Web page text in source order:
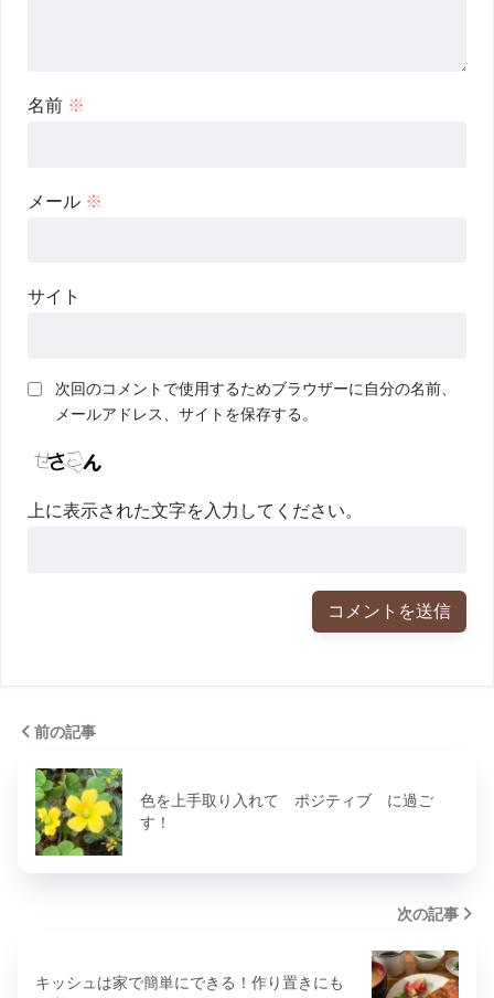
名前 ※
メール ※
サイト
次回のコメントで使用するためブラウザーに自分の名前、
メールアドレス、サイトを保存する。
上に表示された文字を入力してください。
前の記事
色を上手取り入れて ポジティブ に過ご
す！
次の記事
キッシュは家で簡単にできる！作り置きにも